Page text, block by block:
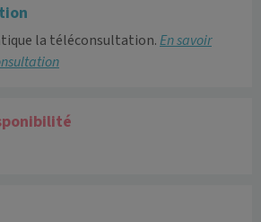
la téléconsultation.En savoir